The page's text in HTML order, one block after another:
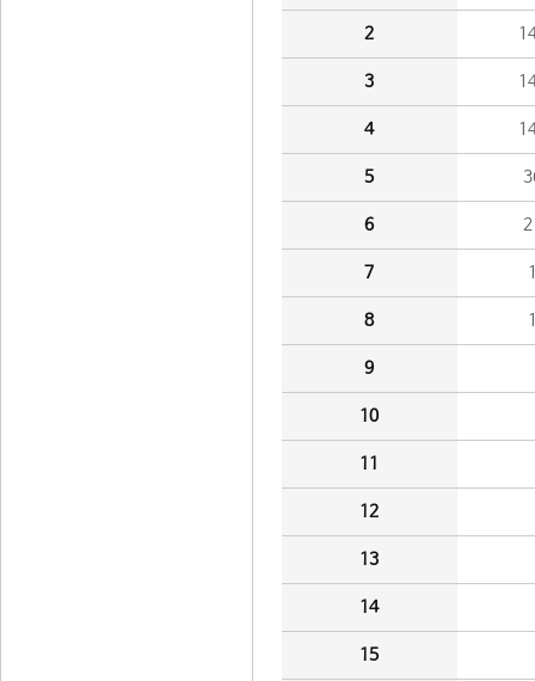
2
3
4
5
6
7
8
9
10
11
12
13
14
15